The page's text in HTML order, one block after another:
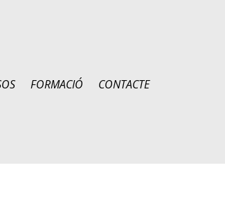
FORMACIÓ CONTACTE